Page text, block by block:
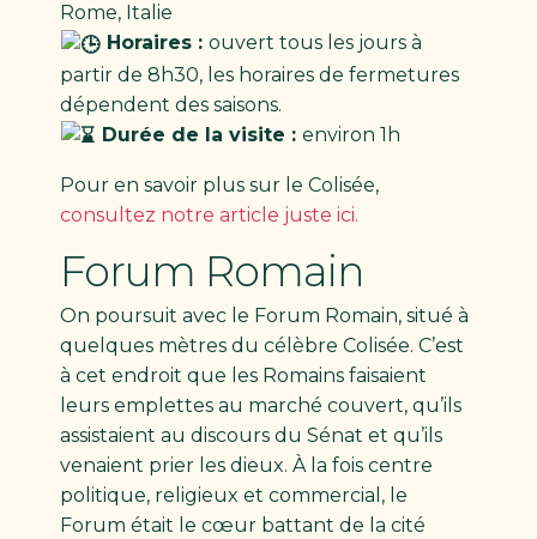
Rome, Italie
Horaires :ouvert tous les jours à
partir de 8h30, les horaires de fermetures
dépendent des saisons.
Durée de la visite :environ 1h
Pour en savoir plus sur le Colisée,
consultez notre article juste ici.
Forum Romain
On poursuit avec le Forum Romain, situé à
quelques mètres du célèbre Colisée. C’est
à cet endroit que les Romains faisaient
leurs emplettes au marché couvert, qu’ils
assistaient au discours du Sénat et qu’ils
venaient prier les dieux. À la fois centre
politique, religieux et commercial, le
Forum était le cœur battant de la cité